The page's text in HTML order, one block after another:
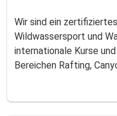
Wir sind ein
Wildwassersport und
internationale Kurse
Bereichen Rafting,